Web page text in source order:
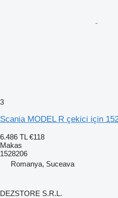
3
Scania MODEL R çekici için
6.486 TL €118
Makas
1528206
Romanya, Suceava
DEZSTORE S.R.L.